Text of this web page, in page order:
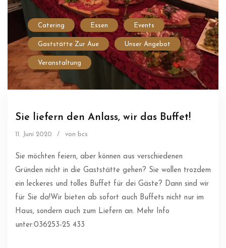
Catering Essen Events
Gaststätte Zur Aue Unser Angebot
Veranstaltung
Sie liefern den Anlass, wir das Buffet!
11. Juni 2020 / von bcs
Sie möchten feiern, aber können aus verschiedenen
Gründen nicht in die Gaststätte gehen? Sie wollen trozdem
ein leckeres und tolles Buffet für dei Gäste? Dann sind wir
für Sie da!Wir bieten ab sofort auch Buffets nicht nur im
Haus, sondern auch zum Liefern an. Mehr Info
unter:036253-25 433